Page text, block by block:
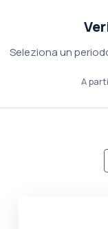
Seleziona un
A